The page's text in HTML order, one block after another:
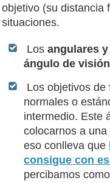
objetivo (su distancia
situaciones.
Losangulares
ángulo de
Los objetivos de
normales o
intermedio. Este
colocarnos a
eso conlleva que
consigue con
percibamos